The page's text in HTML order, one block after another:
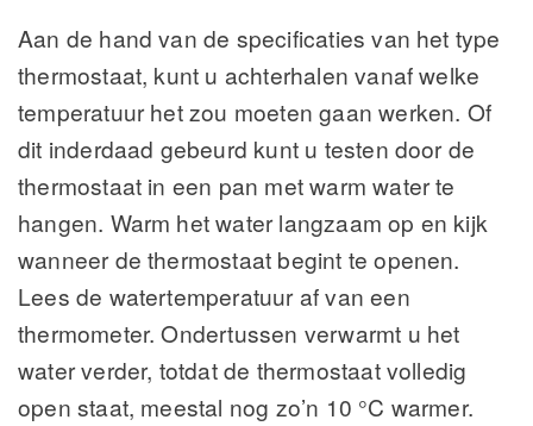
Aan de hand van de specificaties van het type
thermostaat, kunt u achterhalen vanaf welke
temperatuur het zou moeten gaan werken. Of
dit inderdaad gebeurd kunt u testen door de
thermostaat in een pan met warm water te
hangen. Warm het water langzaam op en kijk
wanneer de thermostaat begint te openen.
Lees de watertemperatuur af van een
thermometer. Ondertussen verwarmt u het
water verder, totdat de thermostaat volledig
open staat, meestal nog zo’n 10 °C warmer.